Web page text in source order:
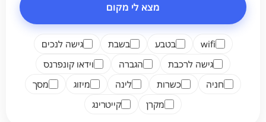
מצא לי מקום
wifi בטבע בשבת
גישה לנכים
גישה לרכבת
הגברה
וידאו קונפרנס
חניה
כשרות לינה מיזוג
מסך
מקרן
קייטרינג